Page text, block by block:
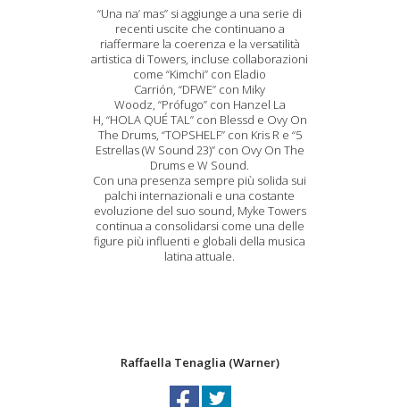
“Una na’ mas” si aggiunge a una serie di
recenti uscite che continuano a
riaffermare la coerenza e la versatilità
artistica di Towers, incluse collaborazioni
come “Kimchi” con Eladio
Carrión, “DFWE” con Miky
Woodz, “Prófugo” con Hanzel La
H, “HOLA QUÉ TAL” con Blessd e Ovy On
The Drums, “TOPSHELF” con Kris R e “5
Estrellas (W Sound 23)” con Ovy On The
Drums e W Sound.
Con una presenza sempre più solida sui
palchi internazionali e una costante
evoluzione del suo sound, Myke Towers
continua a consolidarsi come una delle
figure più influenti e globali della musica
latina attuale.
Raffaella Tenaglia (Warner)